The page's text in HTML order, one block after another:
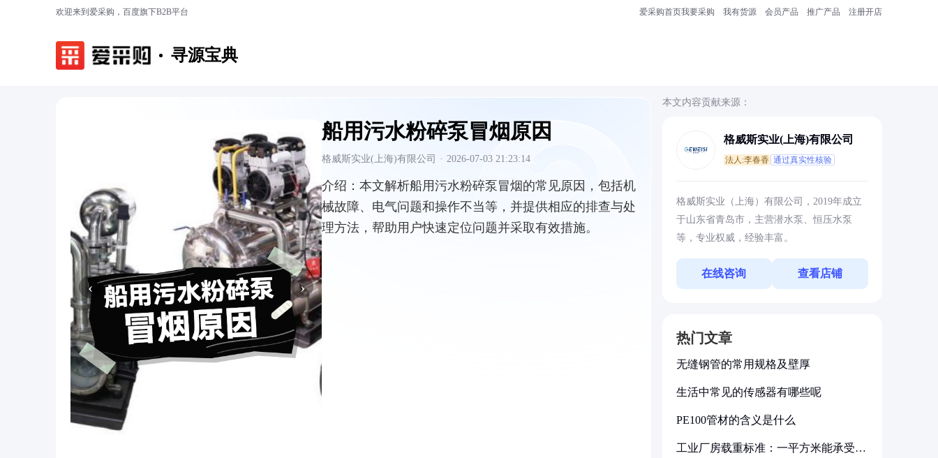
欢迎来到爱采购，百度旗下B2B平台 爱采购首页我要采购 我有货源 会员产品 推广产品 注册开店
寻源宝典
‹ ›
船用污水粉碎泵冒烟原因
格威斯实业(上海)有限公司 · 2026-07-03 21:23:14
介绍： 本文解析船用污水粉碎泵冒烟的常见原因，包括机
械故障、电气问题和操作不当等，并提供相应的排查与处
理方法，帮助用户快速定位问题并采取有效措施。
本文内容贡献来源：
格威斯实业(上海)有限公司
法人:李春香 通过真实性核验
格威斯实业（上海）有限公司，2019年成立
于山东省青岛市，主营潜水泵、恒压水泵
等，专业权威，经验丰富。
在线咨询 查看店铺
热门文章
无缝钢管的常用规格及壁厚
生活中常见的传感器有哪些呢
PE100管材的含义是什么
工业厂房载重标准：一平方米能承受多